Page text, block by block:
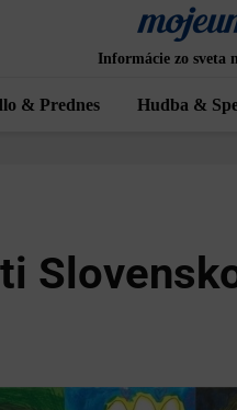
Informácie zo sveta
& Prednes Hudba &